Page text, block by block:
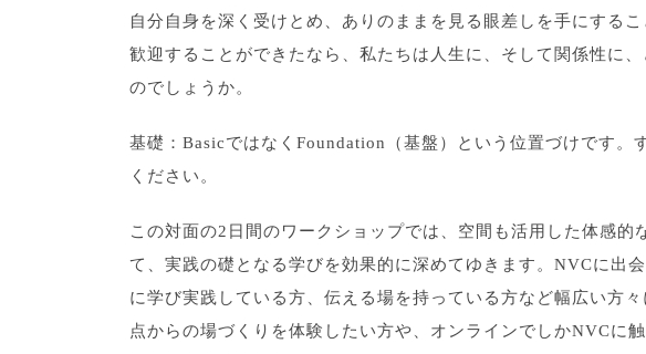
自分自身を深く受けとめ、ありのままを見る眼差しを手にする
歓迎することができたなら、私たちは人生に、そして関係性に
のでしょうか。
基礎：BasicではなくFoundation（基盤）という位置づけです。
ください。
この対面の2日間のワークショップでは、空間も活用した体感的
て、実践の礎となる学びを効果的に深めてゆきます。NVCに出
に学び実践している方、伝える場を持っている方など幅広い方
点からの場づくりを体験したい方や、オンラインでしかNVCに